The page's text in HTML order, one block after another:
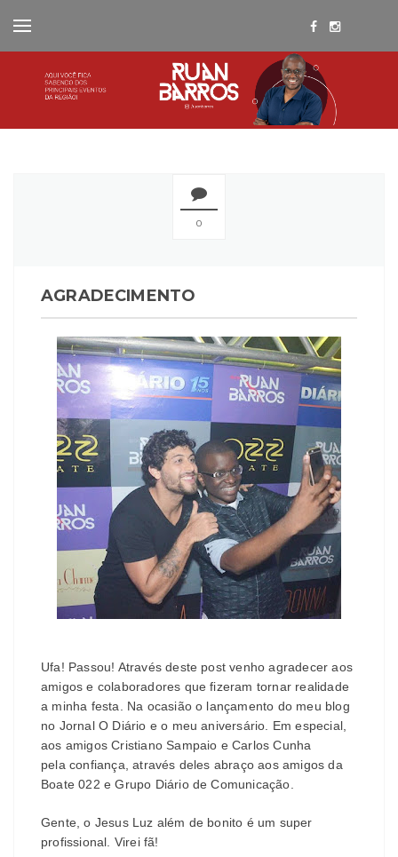
0
AGRADECIMENTO
Ufa! Passou! Através deste post venho agradecer aos
amigos e colaboradores que fizeram tornar realidade
a minha festa. Na ocasião o lançamento do meu blog
no Jornal O Diário e o meu aniversário. Em especial,
aos amigos Cristiano Sampaio e Carlos Cunha
pela confiança, através deles abraço aos amigos da
Boate 022 e Grupo Diário de Comunicação.
Gente, o Jesus Luz além de bonito é um super
profissional. Virei fã!